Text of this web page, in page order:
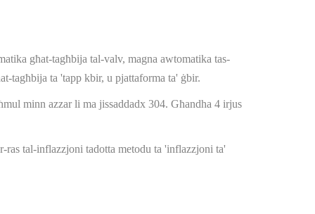
għat-tagħbija tal-valv, magna awtomatika tas-
tagħbija ta 'tapp kbir, u pjattaforma ta' ġbir.
minn azzar li ma jissaddadx 304. Għandha 4 irjus
tal-inflazzjoni tadotta metodu ta 'inflazzjoni ta'